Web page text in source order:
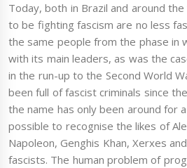
Today, both in Brazil and around
to be fighting fascism are no less
the same people from the phase in
with its main leaders, as was the
in the run-up to the Second World
been full of fascist criminals since
the name has only been around for
possible to recognise the likes of
Napoleon, Genghis Khan, Xerxes
fascists. The human problem of